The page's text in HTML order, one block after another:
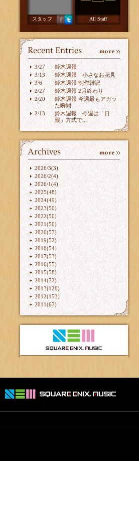
スタッフ All Staff
3/27
鈴木週報
3/13
鈴木週報 小さなお花見
3/6
鈴木週報 制作雑記
2/27
鈴木週報 2月終わり
2/20
鈴木週報 今週最もアガッ
た瞬間
2/13
鈴木週報 今週は「日
報」方式で...
2026/3(3)
2026/2(4)
2026/1(4)
2025(48)
2024(49)
2023(50)
2022(50)
2021(50)
2020(57)
2019(52)
2018(54)
2017(53)
2016(55)
2015(58)
2014(72)
2013(120)
2012(153)
2011(67)